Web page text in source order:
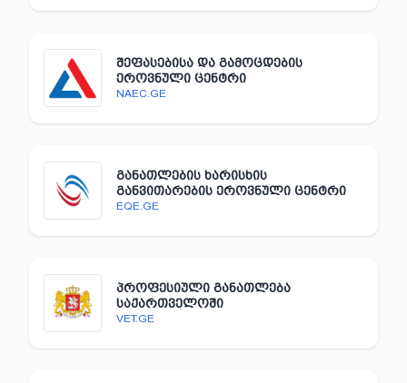
ᲨᲔᲤᲐᲡᲔᲑᲘᲡᲐ ᲓᲐ ᲒᲐᲛᲝᲪᲓᲔᲑᲘᲡ
ᲔᲠᲝᲕᲜᲣᲚᲘ ᲪᲔᲜᲢᲠᲘ
NAEC.GE
ᲒᲐᲜᲐᲗᲚᲔᲑᲘᲡ ᲮᲐᲠᲘᲡᲮᲘᲡ
ᲒᲐᲜᲕᲘᲗᲐᲠᲔᲑᲘᲡ ᲔᲠᲝᲕᲜᲣᲚᲘ ᲪᲔᲜᲢᲠᲘ
EQE.GE
ᲞᲠᲝᲤᲔᲡᲘᲣᲚᲘ ᲒᲐᲜᲐᲗᲚᲔᲑᲐ
ᲡᲐᲥᲐᲠᲗᲕᲔᲚᲝᲨᲘ
VET.GE